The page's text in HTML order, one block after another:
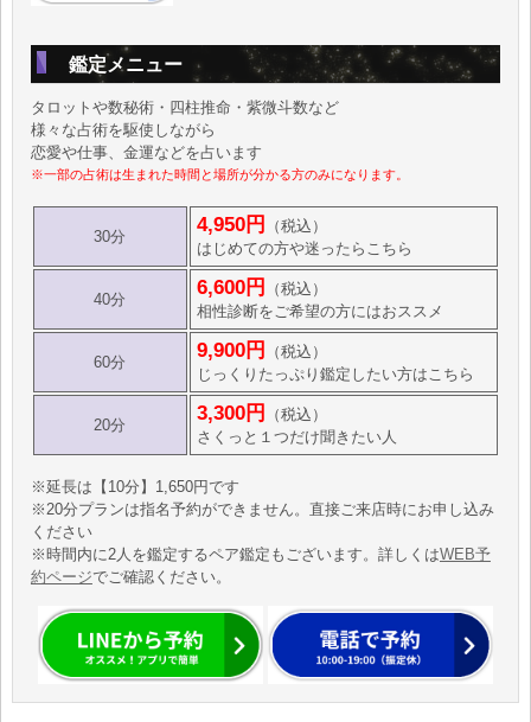
鑑定メニュー
タロットや数秘術・四柱推命・紫微斗数など
様々な占術を駆使しながら
恋愛や仕事、金運などを占います
※一部の占術は生まれた時間と場所が分かる方のみになります。
30分
4,950円
（税込）
はじめての方や迷ったらこちら
40分
6,600円
（税込）
相性診断をご希望の方にはおススメ
60分
9,900円
（税込）
じっくりたっぷり鑑定したい方はこちら
20分
3,300円
（税込）
さくっと１つだけ聞きたい人
※延長は【10分】1,650円です
※20分プランは指名予約ができません。直接ご来店時にお申し込み
ください
※時間内に2人を鑑定するペア鑑定もございます。詳しくはWEB予
約ページでご確認ください。